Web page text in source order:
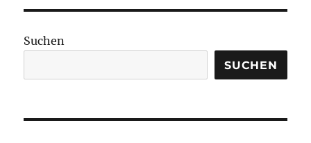
Suchen
SUCHEN